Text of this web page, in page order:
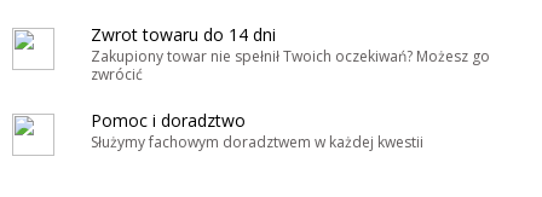
Zwrot towaru do 14 dni
Zakupiony towar nie spełnił Twoich oczekiwań? Możesz go
zwrócić
Pomoc i doradztwo
Służymy fachowym doradztwem w każdej kwestii